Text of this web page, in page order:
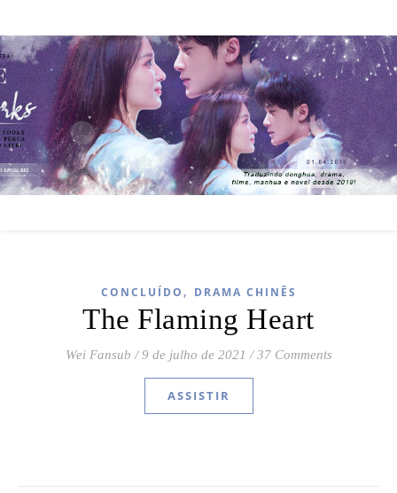
CONCLUÍDO , DRAMA CHINÊS
The Flaming Heart
Wei Fansub / 9 de julho de 2021 / 37 Comments
ASSISTIR